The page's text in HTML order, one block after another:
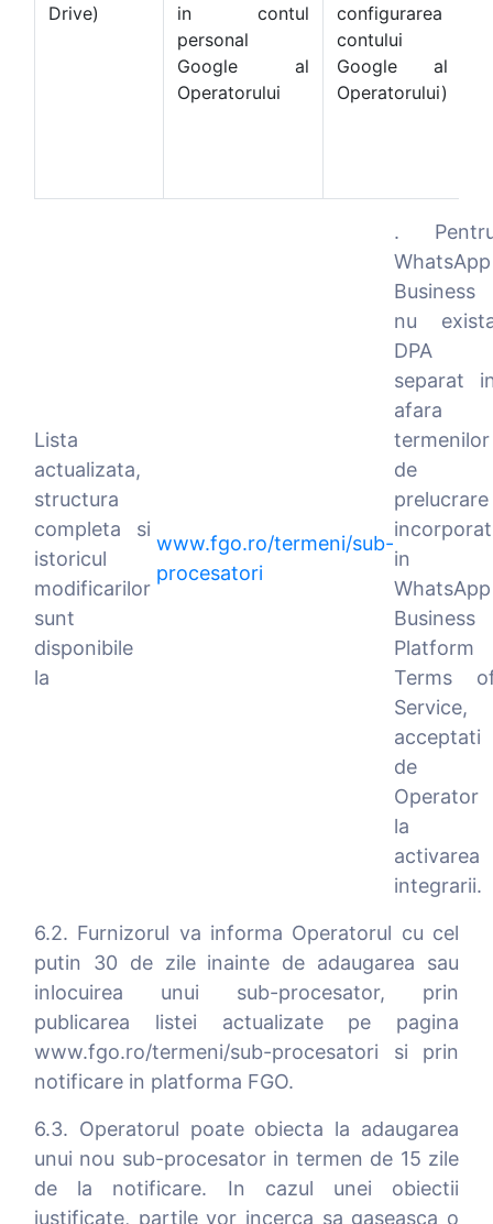
Drive)
in contul
personal
Google al
Operatorului
configurarea
contului
Google al
Operatorului)
Lista
actualizata,
structura
completa si
istoricul
modificarilor
sunt
disponibile
la
www.fgo.ro/termeni/sub-
procesatori
.
WhatsApp
Business
nu
DPA
separat
afara
termenilor
de
prelucrare
in
WhatsApp
Business
Platform
Terms
Service,
acceptati
de
Operator
la
activarea
integrarii.
6.2. Furnizorul va informa Operatorul cu cel
putin 30 de zile inainte de adaugarea sau
inlocuirea unui sub-procesator, prin
publicarea listei actualizate pe pagina
www.fgo.ro/termeni/sub-procesatori si prin
notificare in platforma FGO.
6.3. Operatorul poate obiecta la adaugarea
unui nou sub-procesator in termen de 15 zile
de la notificare. In cazul unei obiectii
justificate, partile vor incerca sa gaseasca o